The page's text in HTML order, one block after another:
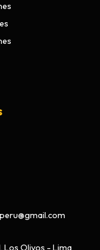
Los Olivos - Lima